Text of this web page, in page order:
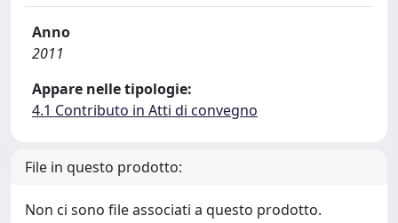
Anno
2011
Appare nelle tipologie:
4.1 Contributo in Atti di convegno
File in questo prodotto:
Non ci sono file associati a questo prodotto.